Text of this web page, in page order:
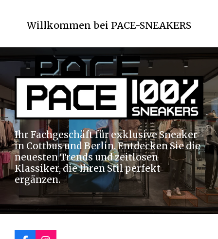
Hauptinhalt
Willkommen bei PACE-SNEAKERS
Ihr Fachgeschäft für exklusive Sneaker
in Cottbus und Berlin. Entdecken Sie die
neuesten Trends und zeitlosen
Klassiker, die Ihren Stil perfekt
ergänzen.